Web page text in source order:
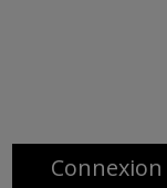
Connexion